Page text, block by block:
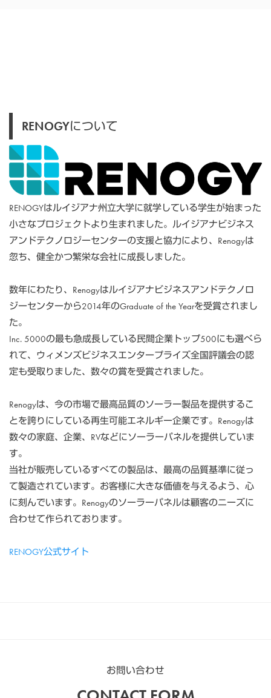
RENOGYについて
RENOGYはルイジアナ州立大学に就学している学生が始まった
小さなプロジェクトより生まれました。ルイジアナビジネス
アンドテクノロジーセンターの支援と協力により、Renogyは
忽ち、健全かつ繁栄な会社に成長しました。
数年にわたり、Renogyはルイジアナビジネスアンドテクノロ
ジーセンターから2014年のGraduate of the Yearを受賞されまし
た。
Inc. 5000の最も急成長している民間企業トップ500にも選べら
れて、ウィメンズビジネスエンタープライズ全国評議会の認
定も受取りました、数々の賞を受賞されました。
Renogyは、今の市場で最高品質のソーラー製品を提供するこ
とを誇りにしている再生可能エネルギー企業です。Renogyは
数々の家庭、企業、RVなどにソーラーパネルを提供していま
す。
当社が販売しているすべての製品は、最高の品質基準に従っ
て製造されています。お客様に大きな価値を与えるよう、心
に刻んでいます。Renogyのソーラーパネルは顧客のニーズに
合わせて作られております。
RENOGY公式サイト
お問い合わせ